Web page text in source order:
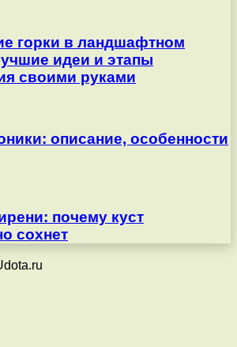
горки в ландшафтном
идеи и этапы
своими руками
описание, особенности
почему куст
сохнет